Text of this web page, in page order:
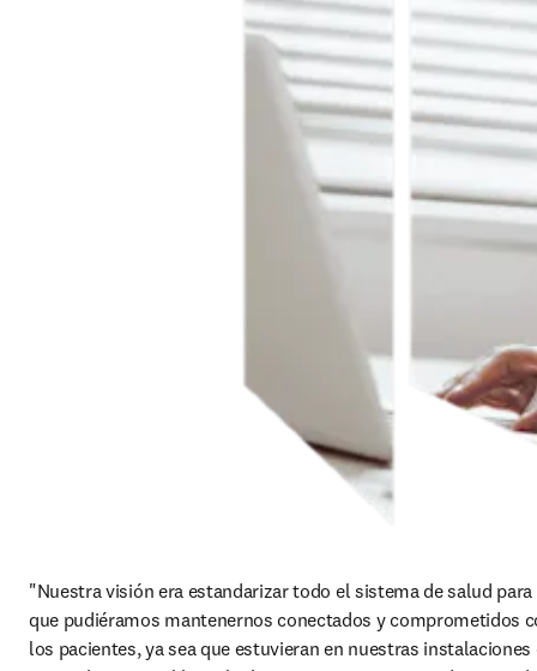
"Nuestra visión era estandarizar todo el sistema de salud para
que pudiéramos mantenernos conectados y comprometidos
los pacientes, ya sea que estuvieran en nuestras instalaciones